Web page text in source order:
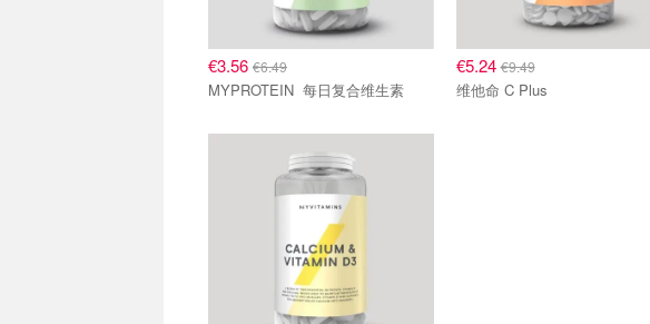
€3.56 €6.49
MYPROTEIN 每日复合维生素
€5.24€9.49
维他命 C Plus